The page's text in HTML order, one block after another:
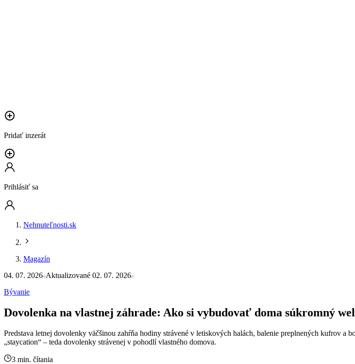
Pridať inzerát
Prihlásiť sa
Nehnuteľnosti.sk
Magazín
04. 07. 2026 Aktualizované 02. 07. 2026
Bývanie
Dovolenka na vlastnej záhrade: Ako si vybudovať doma súkromný
Predstava letnej dovolenky väčšinou zahŕňa hodiny strávené v letiskových halách, balenie preplnených kufrov
„staycation“ – teda dovolenky strávenej v pohodlí vlastného domova.
3 min. čítania